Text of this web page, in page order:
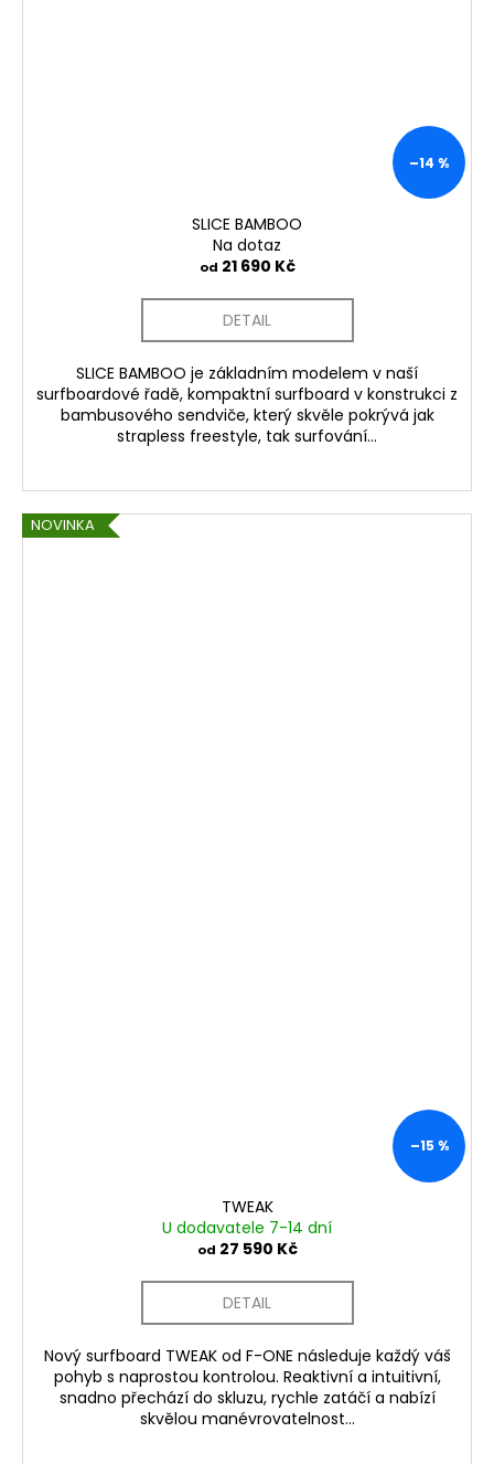
–14 %
SLICE BAMBOO
Na dotaz
od 21 690 Kč
DETAIL
SLICE BAMBOO je základním modelem v naší
surfboardové řadě, kompaktní surfboard v konstrukci z
bambusového sendviče, který skvěle pokrývá jak
strapless freestyle, tak surfování...
NOVINKA
–15 %
TWEAK
U dodavatele 7-14 dní
od 27 590 Kč
DETAIL
Nový surfboard TWEAK od F-ONE následuje každý váš
pohyb s naprostou kontrolou. Reaktivní a intuitivní,
snadno přechází do skluzu, rychle zatáčí a nabízí
skvělou manévrovatelnost...